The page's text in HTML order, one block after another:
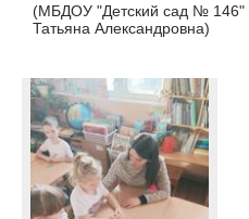
(МБДОУ "Детский сад № 146"
Татьяна Александровна)